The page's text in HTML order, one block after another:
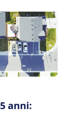
anni: